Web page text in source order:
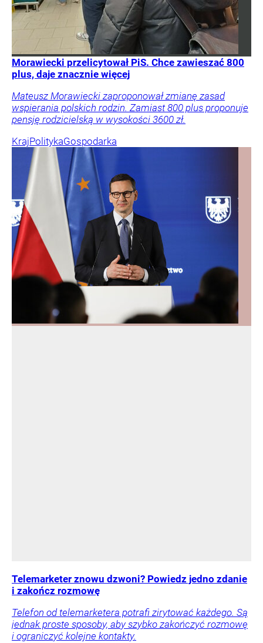
Morawiecki przelicytował PiS. Chce zawieszać 800
plus, daje znacznie więcej
Mateusz Morawiecki zaproponował zmianę zasad
wspierania polskich rodzin. Zamiast 800 plus proponuje
pensję rodzicielską w wysokości 3600 zł.
KrajPolitykaGospodarka
Telemarketer znowu dzwoni? Powiedz jedno zdanie
i zakończ rozmowę
Telefon od telemarketera potrafi zirytować każdego. Są
jednak proste sposoby, aby szybko zakończyć rozmowę
i ograniczyć kolejne kontakty.